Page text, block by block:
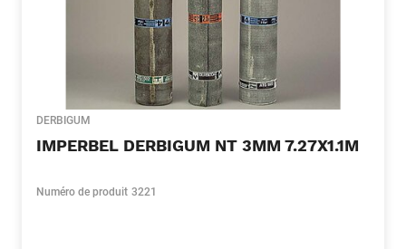
DERBIGUM
IMPERBEL DERBIGUM NT 3MM 7.27X1.1M
Numéro de produit 3221